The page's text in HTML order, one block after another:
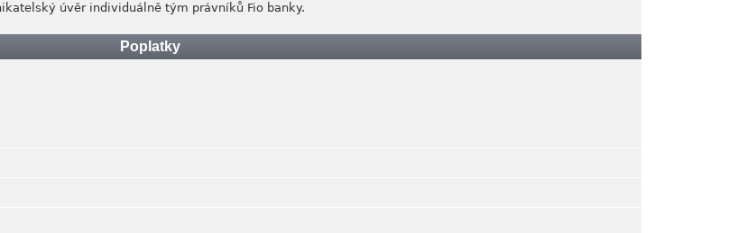
úvěr individuálně tým právníků Fio banky.
Poplatky